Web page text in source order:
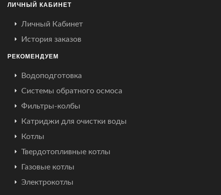
ЛИЧНЫЙ КАБИНЕТ
Личный Кабинет
История заказов
РЕКОМЕНДУЕМ
Водоподготовка
Системы обратного осмоса
Фильтры-колбы
Катриджи для очистки воды
Котлы
Твердотопливные котлы
Газовые котлы
Электрокотлы